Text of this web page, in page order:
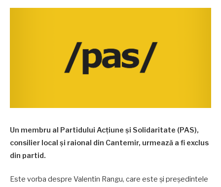
Un membru al Partidului Acțiune și Solidaritate (PAS),
consilier local și raional din Cantemir, urmează a fi exclus
din partid.
Este vorba despre Valentin Rangu, care este și președintele